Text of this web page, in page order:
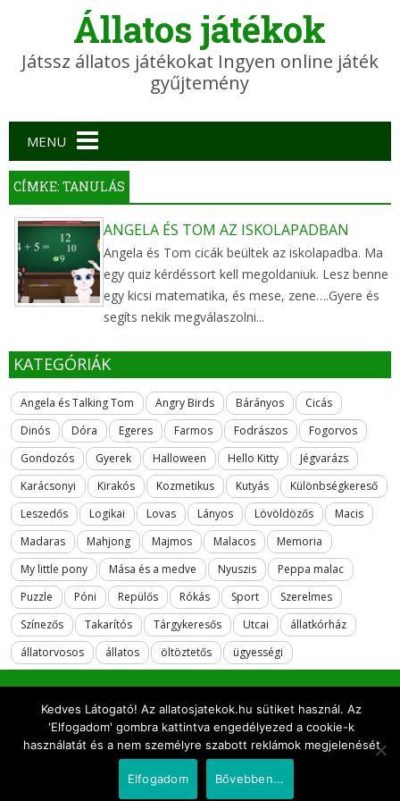
Állatos játékok
Játssz állatos játékokat Ingyen online játék
gyűjtemény
Main menu
MENU
CÍMKE: TANULÁS
ANGELA ÉS TOM AZ ISKOLAPADBAN
Angela és Tom cicák beültek az iskolapadba. Ma
egy quiz kérdéssort kell megoldaniuk. Lesz benne
egy kicsi matematika, és mese, zene….Gyere és
segíts nekik megválaszolni...
KATEGÓRIÁK
Angela és Talking Tom Angry Birds Bárányos
Cicás
Dinós
Dóra Egeres Farmos Fodrászos
Fogorvos
Gondozós
Gyerek Halloween Hello Kitty
Jégvarázs
Karácsonyi
Kirakós Kozmetikus Kutyás
Különbségkereső
Leszedős
Logikai Lovas Lányos Lövöldözős
Macis
Madaras
Mahjong Majmos Malacos
Memoria
My little pony
Mása és a medve Nyuszis
Peppa malac
Puzzle
Póni Repülős Rókás Sport
Szerelmes
Színezős
Takarítós Tárgykeresős Utcai
állatkórház
állatorvosos
állatos öltöztetős ügyességi
2018 All rights reserved. allatosjatekok.hu
Kedves Látogató! Az allatosjatekok.hu sütiket használ. Az
'Elfogadom' gombra kattintva engedélyezed a cookie-k
használatát és a nem személyre szabott reklámok megjelenését
Elfogadom Bővebben...